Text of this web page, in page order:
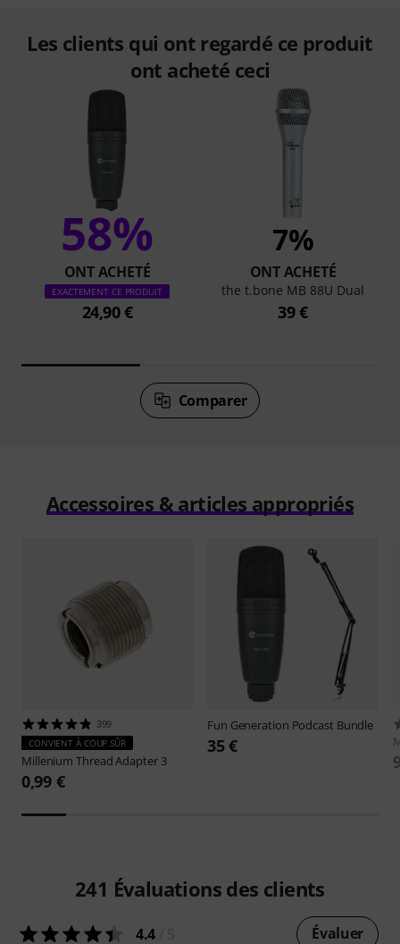
Les clients qui ont regardé ce produit
ont acheté ceci
58%
ONT ACHETÉ
EXACTEMENT CE PRODUIT
24,90 €
7%
ONT ACHETÉ
the t.bone MB 88U Dual
39 €
Comparer
Accessoires & articles appropriés
399
CONVIENT À COUP SÛR
Millenium Thread Adapter 3
0,99 €
Fun Generation Podcast Bundle
35 €
241 Évaluations des clients
4.4 Évaluer